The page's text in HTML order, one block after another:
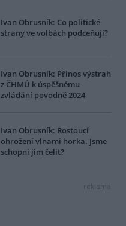
Ivan Obrusník: Co politické
strany ve volbách podceňují?
Ivan Obrusník: Přínos výstrah
z ČHMÚ k úspěšnému
zvládání povodně 2024
Ivan Obrusník: Rostoucí
ohrožení vlnami horka. Jsme
schopni jim čelit?
reklama